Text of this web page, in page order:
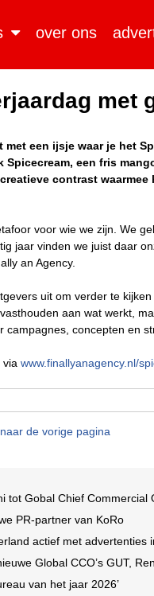
over ons
met
een ijsje waar je het
een fris
contrast
voor wie we zijn. We
jaar vinden we juist daar
an Agency.
uit om verder te
aan wat werkt,
concepten en
via www.finallyanagency.nl/
de vorige pagina
tot Gobal Chief Commercial
PR-partner van KoRo
actief met advertenties
Global CCO’s GUT, Renata
van het jaar 2026’